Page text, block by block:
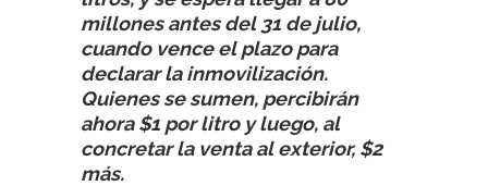
millones antes del 31 de julio,
cuando vence el plazo para
declarar la inmovilización.
Quienes se sumen, percibirán
ahora $1 por litro y luego, al
concretar la venta al exterior, $2
más.